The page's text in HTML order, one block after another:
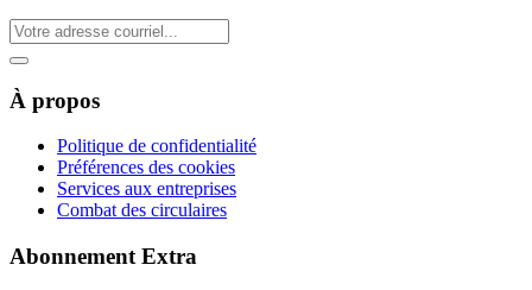
À propos
Politique de confidentialité
Préférences des cookies
Services aux entreprises
Combat des circulaires
Abonnement Extra